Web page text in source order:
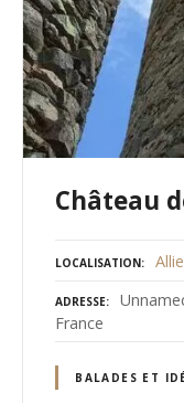
Château
LOCALISATION
ADRESSE
France
BALADES ET